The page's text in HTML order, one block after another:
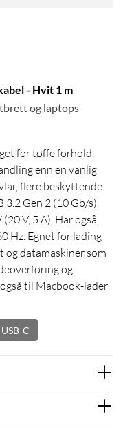
- Hvit 1 m
og laptops
for tøffe forhold.
enn en vanlig
flere beskyttende
3.2 Gen 2 (10 Gb/s).
V, 5 A). Har også
Hz. Egnet for lading
datamaskiner som
og
til Macbook-lader
C